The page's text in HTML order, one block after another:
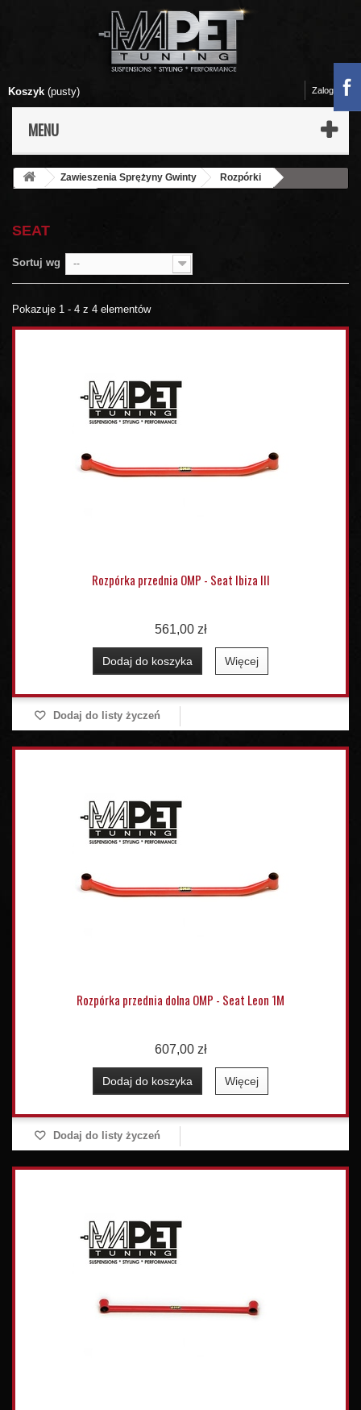
Koszyk (pusty)
MENU
Zaloguj się
Zawieszenia Sprężyny Gwinty
Rozpórki
SEAT
Sortuj wg --
Pokazuje 1 - 4 z 4 elementów
Rozpórka przednia OMP - Seat Ibiza III
561,00 zł
Dodaj do koszyka Więcej
Dodaj do listy życzeń
Rozpórka przednia dolna OMP - Seat Leon 1M
607,00 zł
Dodaj do koszyka Więcej
Dodaj do listy życzeń